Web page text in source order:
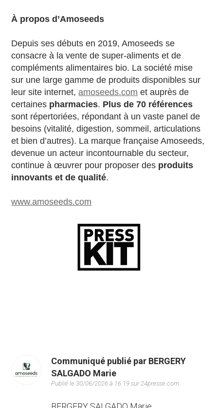
À propos d’Amoseeds
Depuis ses débuts en 2019, Amoseeds se
consacre à la vente de super-aliments et de
compléments alimentaires bio. La société mise
sur une large gamme de produits disponibles sur
leur site internet,amoseeds.com et auprès de
certaines pharmacies. Plus de 70 références
sont répertoriées, répondant à un vaste panel de
besoins (vitalité, digestion, sommeil, articulations
et bien d’autres). La marque française Amoseeds,
devenue un acteur incontournable du secteur,
continue à œuvrer pour proposer des produits
innovants et de qualité.
www.amoseeds.com
Communiqué publié par BERGERY
SALGADO Marie
Publié le 30/06/2026 à 16:19 sur 24presse.com